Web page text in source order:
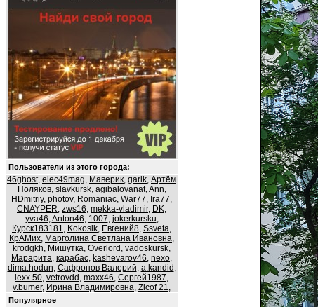
Пользователи из этого города:
46ghost, elec49mag, Маверик, garik, Артём
Поляков, slavkursk, agibalovanat,Ann,
HDmitriy, photov, Romaniac, War77, Ira77,
CNAYPER, zws16, mekka-vladimir, DK,
yva46,Anton46, 1007, jokerkursku,
Курск183181, Kokosik, Евгений8, Ssveta,
КрАМих, Марголина Светлана Ивановна,
krodgkh, Мишутка, Overlord , vadoskursk,
Марарита, карабас, kashevarov46, nexo,
dima.hodun, Сафронов Валерий, a.kandid ,
lexx 50, vetrovdd , maxx46, Сергей1987,
v.bumer, Ирина Владимировна, Zicof 21,
Популярное